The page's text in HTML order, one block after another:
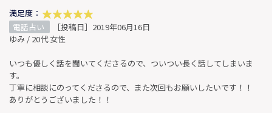
満足度：
電話占い
［投稿日］2019年06月16日
ゆみ / 20代 女性
いつも優しく話を聞いてくださるので、ついつい長く話してしまいま
す。
丁寧に相談にのってくださるので、また次回もお願いしたいです！！
ありがとうございました！！